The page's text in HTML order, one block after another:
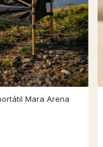
Mara Arena